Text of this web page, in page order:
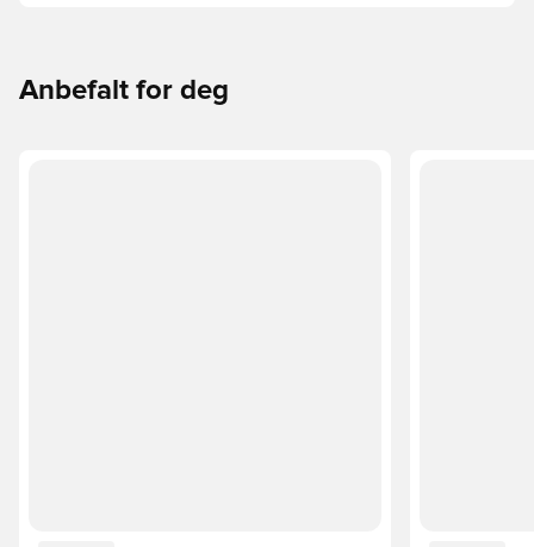
Anbefalt for deg